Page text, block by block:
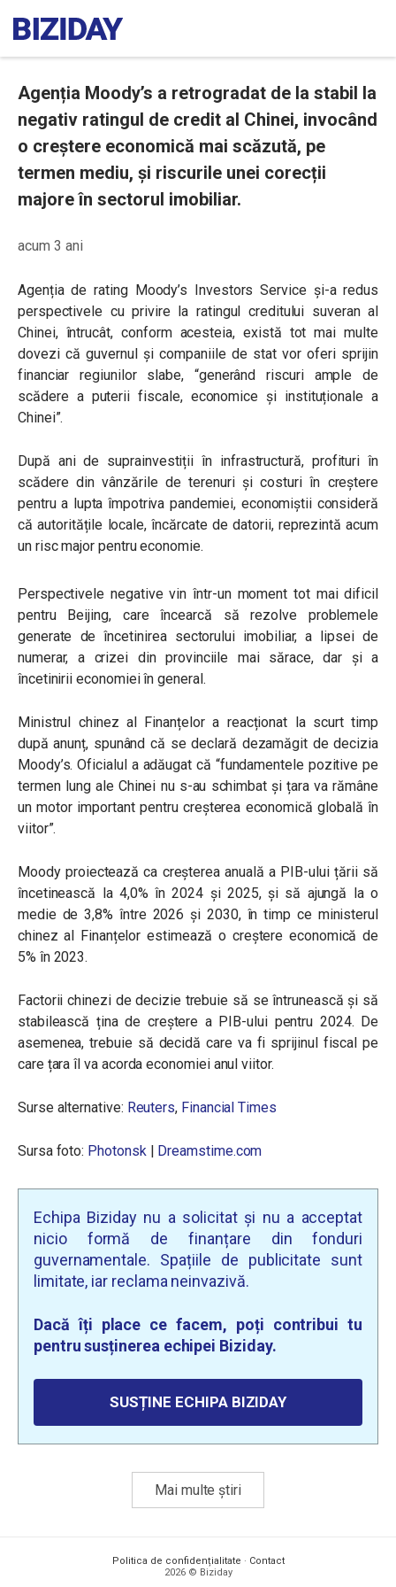
Agenția Moody’s a retrogradat de la stabil la
negativ ratingul de credit al Chinei, invocând
o creștere economică mai scăzută, pe
termen mediu, și riscurile unei corecții
majore în sectorul imobiliar.
acum 3 ani
Agenția de rating Moody’s Investors Service și-a redus
perspectivele cu privire la ratingul creditului suveran al
Chinei, întrucât, conform acesteia, există tot mai multe
dovezi că guvernul și companiile de stat vor oferi sprijin
financiar regiunilor slabe, “generând riscuri ample de
scădere a puterii fiscale, economice și instituționale a
Chinei”.
După ani de suprainvestiții în infrastructură, profituri în
scădere din vânzările de terenuri și costuri în creștere
pentru a lupta împotriva pandemiei, economiștii consideră
că autoritățile locale, încărcate de datorii, reprezintă acum
un risc major pentru economie.
Perspectivele negative vin într-un moment tot mai dificil
pentru Beijing, care încearcă să rezolve problemele
generate de încetinirea sectorului imobiliar, a lipsei de
numerar, a crizei din provinciile mai sărace, dar și a
încetinirii economiei în general.
Ministrul chinez al Finanțelor a reacționat la scurt timp
după anunț, spunând că se declară dezamăgit de decizia
Moody’s. Oficialul a adăugat că “fundamentele pozitive pe
termen lung ale Chinei nu s-au schimbat și țara va rămâne
un motor important pentru creșterea economică globală în
viitor”.
Moody proiectează ca creșterea anuală a PIB-ului țării să
încetinească la 4,0% în 2024 și 2025, și să ajungă la o
medie de 3,8% între 2026 și 2030, în timp ce ministerul
chinez al Finanțelor estimează o creștere economică de
5% în 2023.
Factorii chinezi de decizie trebuie să se întrunească și să
stabilească țina de creștere a PIB-ului pentru 2024. De
asemenea, trebuie să decidă care va fi sprijinul fiscal pe
care țara îl va acorda economiei anul viitor.
Surse alternative: Reuters, Financial Times
Sursa foto: Photonsk | Dreamstime.com
Echipa Biziday nu a solicitat și nu a acceptat
nicio formă de finanțare din fonduri
guvernamentale. Spațiile de publicitate sunt
limitate, iar reclama neinvazivă.
Dacă îți place ce facem, poți contribui tu
pentru susținerea echipei Biziday.
SUSȚINE ECHIPA BIZIDAY
Mai multe știri
Politica de confidențialitate · Contact
2026 © Biziday